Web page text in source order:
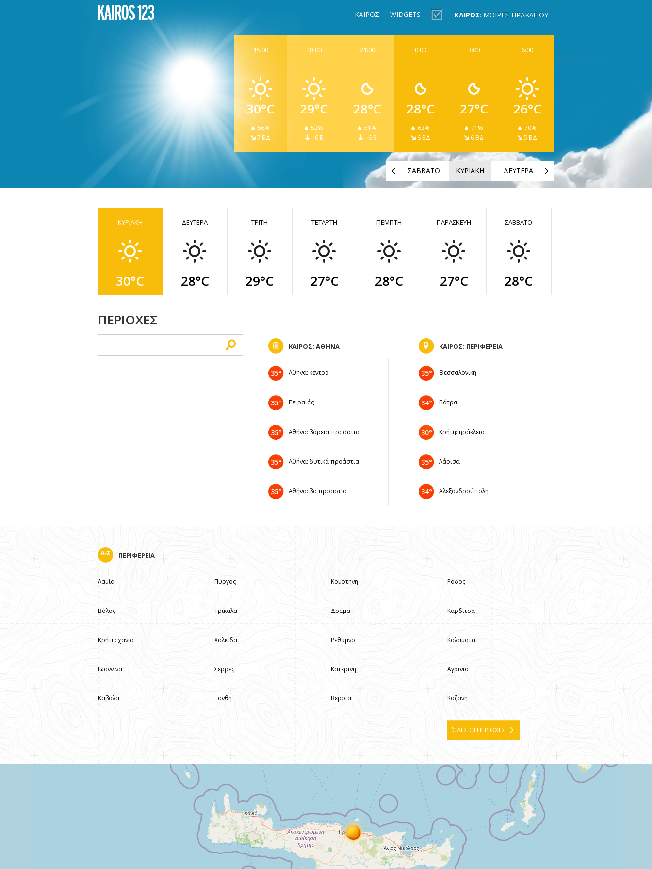
ΚΑΙΡΟΣ WIDGETS ΚΑΙΡΟΣ: ΜΟΙΡΕΣ ΗΡΑΚΛΕΙΟΥ
6:00
26°C
70%
5 ΒΔ
3:00
27°C
71%
6 ΒΔ
0:00
28°C
63%
6 ΒΔ
21:00
28°C
51%
6 Β
18:00
29°C
52%
6 Β
15:00
30°C
56%
7 ΒΔ
ΔΕΥΤΕΡΑ
ΚΥΡΙΑΚΗ
ΣΑΒΒΑΤΟ
ΚΥΡΙΑΚΗ
30°C
ΔΕΥΤΕΡΑ
28°C
ΤΡΙΤΗ
29°C
ΤΕΤΑΡΤΗ
27°C
ΠΕΜΠΤΗ
28°C
ΠΑΡΑΣΚΕΥΗ
27°C
ΣΑΒΒΑΤΟ
28°C
ΠΕΡΙΟΧΕΣ
ΚΑΙΡΟΣ: ΑΘΗΝΑ
35° Αθήνα: κέντρο
35° Πειραιάς
35° Αθήνα: βόρεια προάστια
35° Αθήνα: δυτικά προάστια
35° Αθήνα: βα προαστια
ΚΑΙΡΟΣ: ΠΕΡΙΦΕΡΕΙΑ
35° Θεσσαλονίκη
34° Πάτρα
30° Κρήτη: ηράκλειο
35° Λάρισα
34° Αλεξανδρούπολη
ΠΕΡΙΦΕΡΕΙΑ
Λαμία
Βόλος
Κρήτη: χανιά
Ιωάννινα
Καβάλα
Πύργος
Τρικαλα
Χαλκιδα
Σερρες
Ξανθη
Κομοτηνη
Δραμα
Ρεθυμνο
Κατερινη
Βεροια
Ροδος
Καρδιτσα
Καλαματα
Αγρινιο
Κοζανη
ΌΛΕΣ ΟΙ ΠΕΡΙΟΧΕΣ